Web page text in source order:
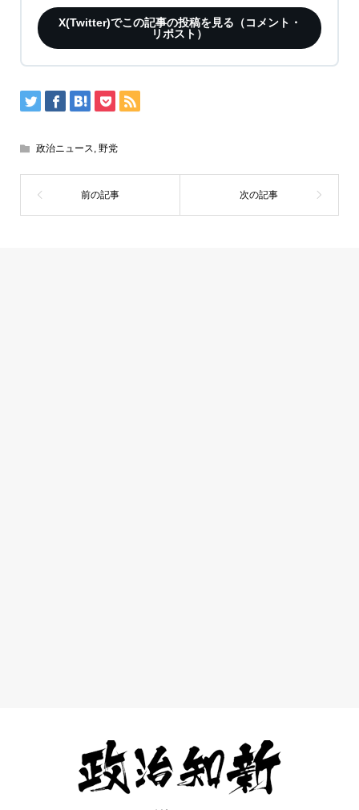
X(Twitter)でこの記事の投稿を見る（コメント・
リポスト）
政治ニュース, 野党